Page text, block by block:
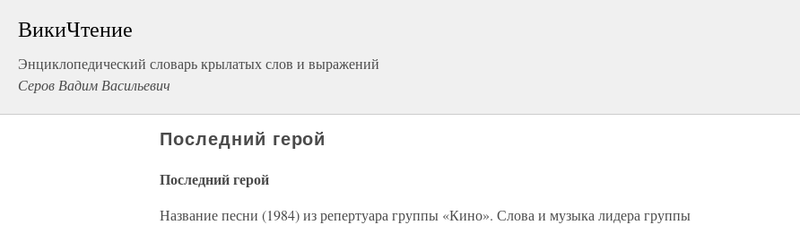
ВикиЧтение
Энциклопедический словарь крылатых слов и выражений
Серов Вадим Васильевич
Последний герой
Последний герой
Название песни (1984) из репертуара группы «Кино». Слова и музыка лидера группы